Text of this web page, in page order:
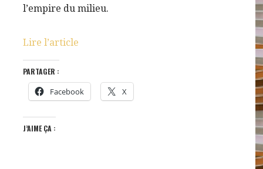
l’empire du milieu.
Lire l’article
PARTAGER :
Facebook X
J’AIME ÇA :